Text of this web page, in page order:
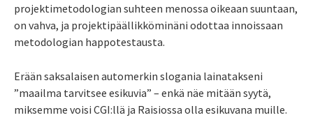
projektimetodologian suhteen menossa oikeaan suuntaan,
on vahva, ja projektipäällikköminäni odottaa innoissaan
metodologian happotestausta.
Erään saksalaisen automerkin slogania lainatakseni
”maailma tarvitsee esikuvia” – enkä näe mitään syytä,
miksemme voisi CGI:llä ja Raisiossa olla esikuvana muille.